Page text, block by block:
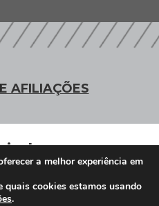
AFILIAÇÕES
a melhor experiência em
quais cookies estamos usando
.